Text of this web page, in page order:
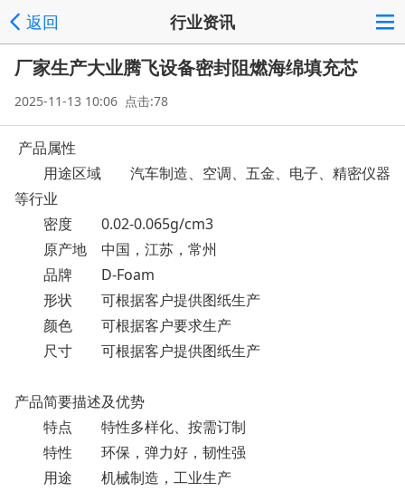
返回 行业资讯
厂家生产大业腾飞设备密封阻燃海绵填充芯
2025-11-13 10:06 点击:78
产品属性
用途区域
汽车制造、空调、五金、电子、精密仪器
等行业
密度
0.02-0.065g/cm3
原产地
中国，江苏，常州
品牌
D-Foam
形状
可根据客户提供图纸生产
颜色
可根据客户要求生产
尺寸
可根据客户提供图纸生产
产品简要描述及优势
特点
特性多样化、按需订制
特性
环保，弹力好，韧性强
用途
机械制造，工业生产